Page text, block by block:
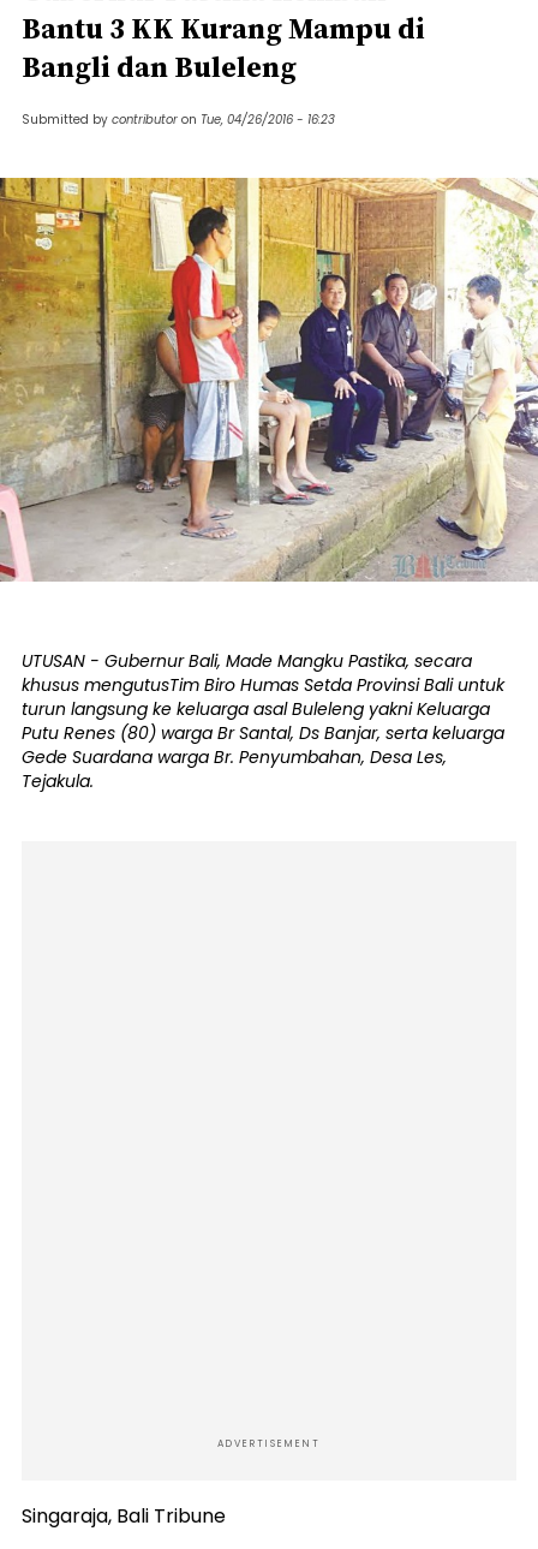
Bantu 3 KK Kurang Mampu di
Bangli dan Buleleng
Submitted by contributor on Tue, 04/26/2016 - 16:23
UTUSAN - Gubernur Bali, Made Mangku Pastika, secara
khusus mengutusTim Biro Humas Setda Provinsi Bali untuk
turun langsung ke keluarga asal Buleleng yakni Keluarga
Putu Renes (80) warga Br Santal, Ds Banjar, serta keluarga
Gede Suardana warga Br. Penyumbahan, Desa Les,
Tejakula.
ADVERTISEMENT
Singaraja, Bali Tribune